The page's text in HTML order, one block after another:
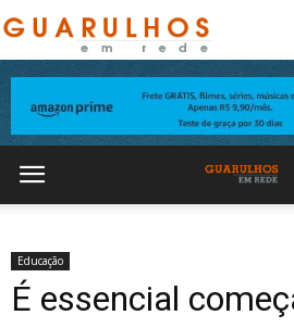
Educação
É essencial